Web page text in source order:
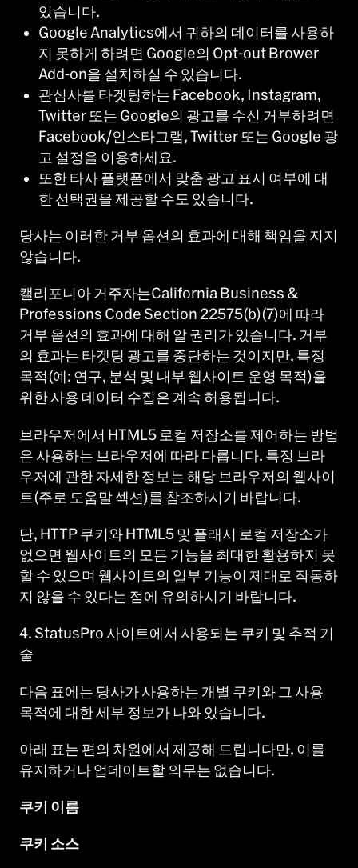
있습니다.
Google Analytics에서 귀하의 데이터를 사용하
지 못하게 하려면 Google의 Opt-out Brower
Add-on을 설치하실 수 있습니다.
관심사를 타겟팅하는 Facebook, Instagram,
Twitter 또는 Google의 광고를 수신 거부하려면
Facebook/인스타그램, Twitter 또는 Google 광
고 설정을 이용하세요.
또한 타사 플랫폼에서 맞춤 광고 표시 여부에 대
한 선택권을 제공할 수도 있습니다.
당사는 이러한 거부 옵션의 효과에 대해 책임을 지지
않습니다.
캘리포니아 거주자는California Business &
Professions Code Section 22575(b)(7)에 따라
거부 옵션의 효과에 대해 알 권리가 있습니다. 거부
의 효과는 타겟팅 광고를 중단하는 것이지만, 특정
목적(예: 연구, 분석 및 내부 웹사이트 운영 목적)을
위한 사용 데이터 수집은 계속 허용됩니다.
브라우저에서 HTML5 로컬 저장소를 제어하는 방법
은 사용하는 브라우저에 따라 다릅니다. 특정 브라
우저에 관한 자세한 정보는 해당 브라우저의 웹사이
트(주로 도움말 섹션)를 참조하시기 바랍니다.
단, HTTP 쿠키와 HTML5 및 플래시 로컬 저장소가
없으면 웹사이트의 모든 기능을 최대한 활용하지 못
할 수 있으며 웹사이트의 일부 기능이 제대로 작동하
지 않을 수 있다는 점에 유의하시기 바랍니다.
4. StatusPro 사이트에서 사용되는 쿠키 및 추적 기
술
다음 표에는 당사가 사용하는 개별 쿠키와 그 사용
목적에 대한 세부 정보가 나와 있습니다.
아래 표는 편의 차원에서 제공해 드립니다만, 이를
유지하거나 업데이트할 의무는 없습니다.
쿠키 이름
쿠키 소스